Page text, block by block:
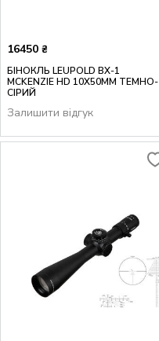
16450 ₴
БІНОКЛЬ LEUPOLD BX-1
MCKENZIE HD 10X50MM ТЕМНО-
СІРИЙ
Залишити відгук